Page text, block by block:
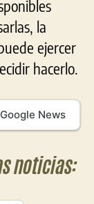
la
ejercer
hacerlo.
News
noticias: